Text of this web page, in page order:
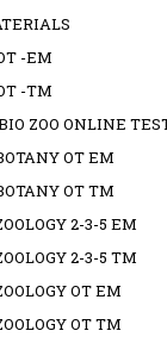
-EM
-TM
ZOO ONLINE
OT EM
OT TM
2-3-5 EM
2-3-5 TM
OT EM
OT TM